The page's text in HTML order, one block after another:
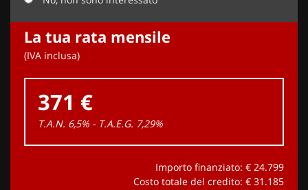
La tua rata mensile
(IVA inclusa)
371 €
T.A.N. 6,5% - T.A.E.G. 7,29%
Importo finanziato: € 24.799
Costo totale del credito: € 31.185